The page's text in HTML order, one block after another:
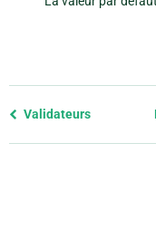
Previous
Validateurs